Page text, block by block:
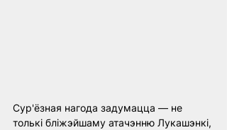
Сур'ёзная нагода задумацца — не
толькі бліжэйшаму атачэнню Лукашэнкі,